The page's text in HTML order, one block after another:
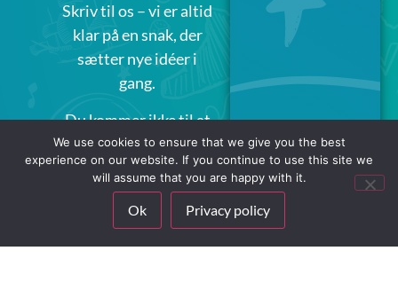
Skriv til os – vi er altid
klar på en snak, der
sætter nye idéer i
gang.
Du kommer ikke til at
udfylde en formular,
der forsvinder i
cyberspace – vi svarer
hurtigt og
We use cookies to ensure that we give you the best
experience on our website. If you continue to use this site we
will assume that you are happy with it.
Ok Privacy policy